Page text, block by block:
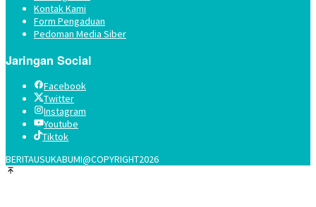
Kontak Kami
Form Pengaduan
Pedoman Media Siber
Jaringan Social
Facebook
Twitter
Instagram
Youtube
Tiktok
BERITAUSUKABUMI@COPYRIGHT2026